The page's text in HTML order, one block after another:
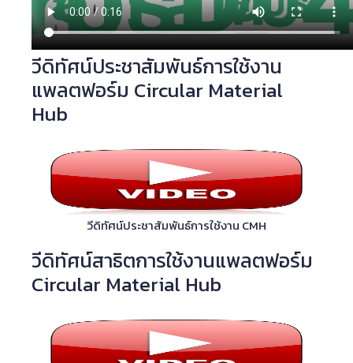
วีดิทัศน์ประชาสัมพันธ์การใช้งาน
แพลตฟอร์ม Circular Material
Hub
วีดิทัศน์ประชาสัมพันธ์การใช้งาน CMH
วีดิทัศน์สาธิตการใช้งานแพลตฟอร์ม
Circular Material Hub